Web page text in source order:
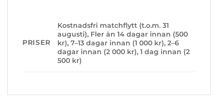
PRISER
Kostnadsfri matchflytt (t.o.m. 31
augusti), Fler än 14 dagar innan (500
kr), 7–13 dagar innan (1 000 kr), 2–6
dagar innan (2 000 kr), 1 dag innan (2
500 kr)